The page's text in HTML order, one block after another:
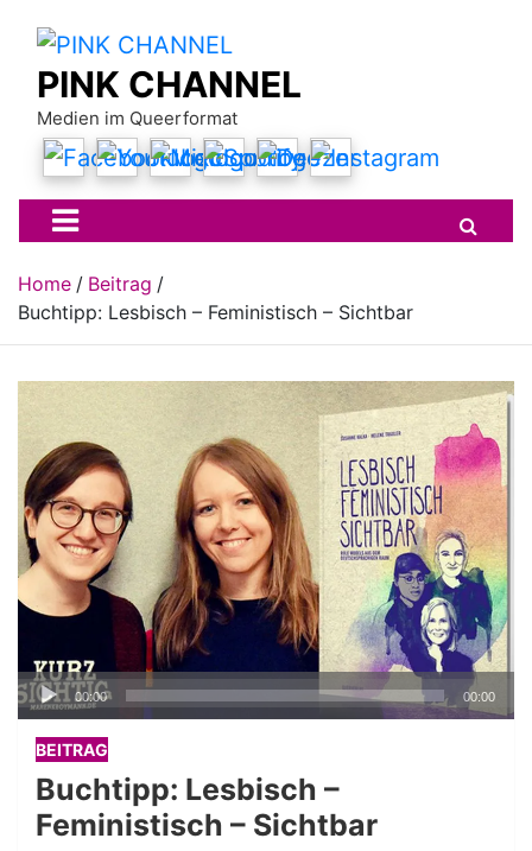
contentPINK CHANNEL
Medien im Queerformat
Home
Beitrag
Buchtipp: Lesbisch – Feministisch – Sichtbar
Audio-
Player
00:00 00:00
BEITRAG
Buchtipp: Lesbisch –
Feministisch – Sichtbar